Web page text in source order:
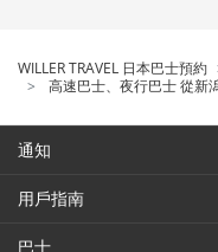
WILLER TRAVEL 日本巴士預約
高速巴士、夜行巴士 從新
通知
用戶指南
巴士